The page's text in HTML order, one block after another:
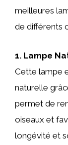
meilleures
de différents
1. Lampe
Cette lampe
naturelle
permet de
oiseaux et
longévité et